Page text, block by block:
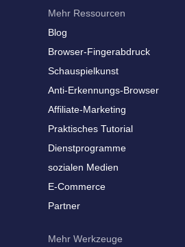
Mehr Ressourcen
Blog
Browser-Fingerabdruck
Schauspielkunst
Anti-Erkennungs-Browser
Affiliate-Marketing
Praktisches Tutorial
Dienstprogramme
sozialen Medien
E-Commerce
Partner
Mehr Werkzeuge